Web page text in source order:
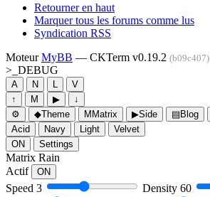
Retourner en haut
Marquer tous les forums comme lus
Syndication RSS
MoteurMyBB — CKTerm v0.19.2 (b09c407)
>_ DEBUG
A N L
V
↑
M ▶
↓
⚙
◆Theme M Matrix ▶Side ▤Blog
Acid
Navy Light
Velvet
ON
Settings
Matrix Rain
Actif
ON
Speed 3 Density 60